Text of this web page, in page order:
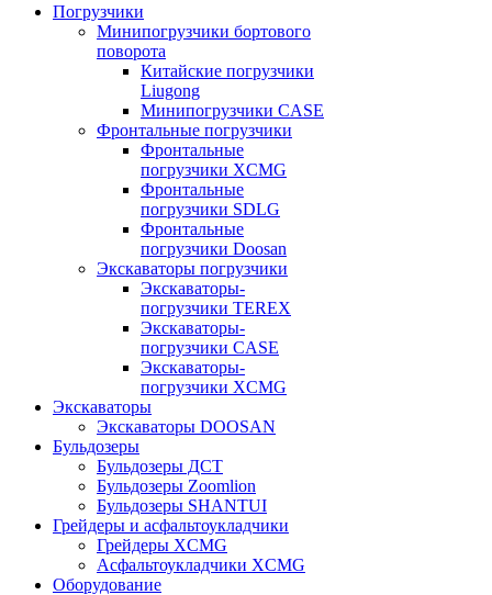
Погрузчики
Минипогрузчики бортового
поворота
Китайские погрузчики
Liugong
Минипогрузчики CASE
Фронтальные погрузчики
Фронтальные
погрузчики XCMG
Фронтальные
погрузчики SDLG
Фронтальные
погрузчики Doosan
Экскаваторы погрузчики
Экскаваторы-
погрузчики TEREX
Экскаваторы-
погрузчики CASE
Экскаваторы-
погрузчики XCMG
Экскаваторы
Экскаваторы DOOSAN
Бульдозеры
Бульдозеры ДСТ
Бульдозеры Zoomlion
Бульдозеры SHANTUI
Грейдеры и асфальтоукладчики
Грейдеры XCMG
Асфальтоукладчики XCMG
Оборудование